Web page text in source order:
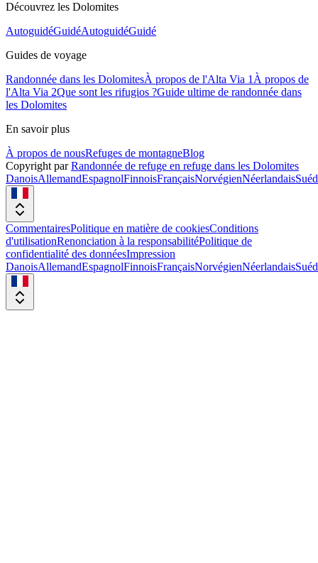
Découvrez les Dolomites
AutoguidéGuidéAutoguidéGuidé
Guides de voyage
Randonnée dans les DolomitesÀ propos de l'Alta Via 1À propos de
l'Alta Via 2Que sont les rifugios ?Guide ultime de randonnée dans
les Dolomites
En savoir plus
À propos de nousRefuges de montagneBlog
Copyright par Randonnée de refuge en refuge dans les Dolomites
DanoisAllemandEspagnolFinnoisFrançaisNorvégienNéerlandais
CommentairesPolitique en matière de cookiesConditions
d'utilisationRenonciation à la responsabilitéPolitique de
confidentialité des donnéesImpression
DanoisAllemandEspagnolFinnoisFrançaisNorvégienNéerlandais